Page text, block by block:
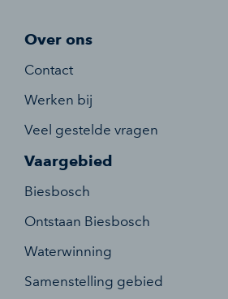
Over ons
Contact
Werken bij
Veel gestelde vragen
Vaargebied
Biesbosch
Ontstaan Biesbosch
Waterwinning
Samenstelling gebied